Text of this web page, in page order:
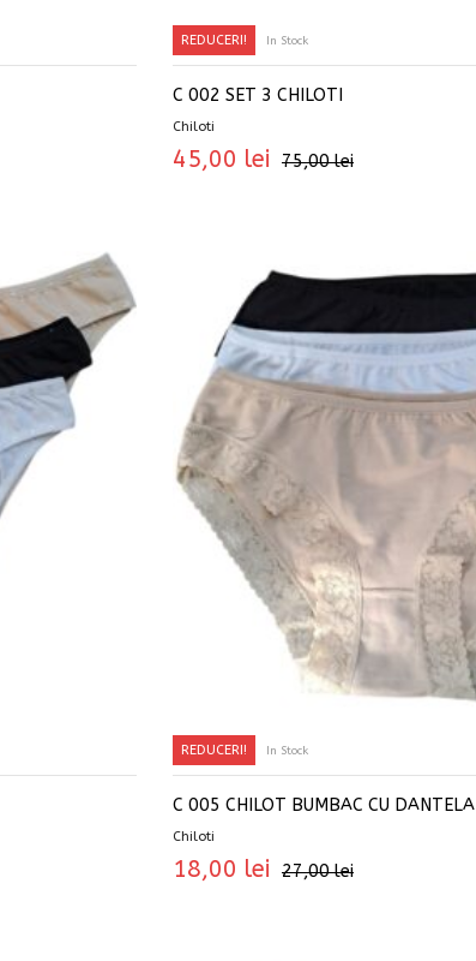
REDUCERI! In Stock
C 002 SET 3 CHILOTI
Chiloti
75,00lei
45,00 lei
REDUCERI! In Stock
C 005 CHILOT BUMBAC CU DANTELA
Chiloti
27,00lei
18,00 lei